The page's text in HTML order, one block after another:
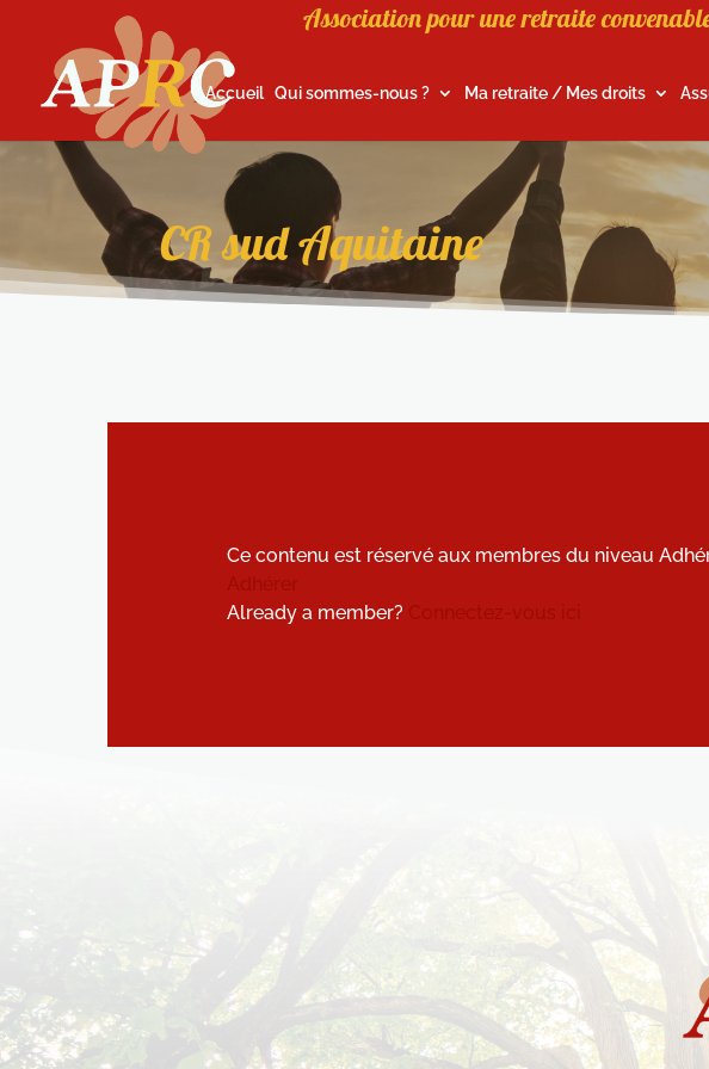
Association pour une retraite
Accueil Qui sommes-nous ? Ma retraite / Mes droits
CR sud Aquitaine
Ce contenu est réservé aux membres du niveau
Already a member?